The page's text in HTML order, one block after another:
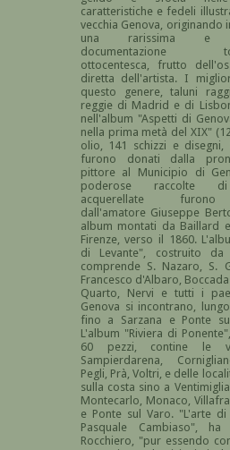
caratteristiche e fedeli
vecchia Genova, originando
una rarissima e
documentazione
ottocentesca, frutto
diretta dell'artista. I
questo genere, taluni
reggie di Madrid e di
nell'album "Aspetti di
nella prima metà del XIX"
olio, 141 schizzi e disegni,
furono donati dalla
pittore al Municipio di
poderose raccolte
acquerellate
dall'amatore Giuseppe
album montati da Baillard
Firenze, verso il 1860.
di Levante", costruito da
comprende S. Nazaro, S.
Francesco d'Albaro,
Quarto, Nervi e tutti i
Genova si incontrano,
fino a Sarzana e Ponte
L'album "Riviera di
60 pezzi, contine le
Sampierdarena,
Pegli, Prà, Voltri, e delle
sulla costa sino a
Montecarlo, Monaco,
e Ponte sul Varo. "L'arte di
Pasquale Cambiaso",
Rocchiero, "pur essendo